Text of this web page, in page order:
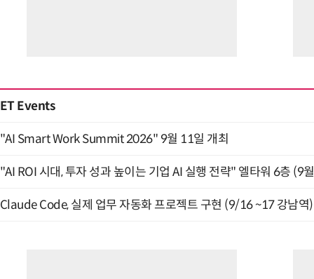
ET Events
"AI Smart Work Summit 2026" 9월 11일 개최
"AI ROI 시대, 투자 성과 높이는 기업 AI 실행 전략" 엘타워 6층 (9
Claude Code, 실제 업무 자동화 프로젝트 구현 (9/16 ~17 강남역)